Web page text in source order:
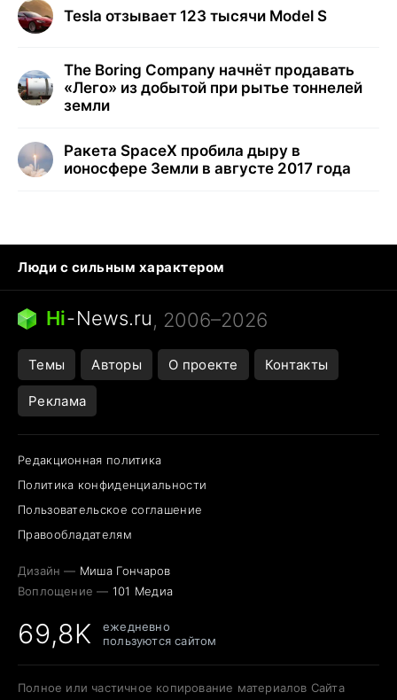
Tesla отзывает 123 тысячи Model S
The Boring Company начнёт продавать
«Лего» из добытой при рытье тоннелей
земли
Ракета SpaceX пробила дыру в
ионосфере Земли в августе 2017 года
Люди с сильным характером
Кошка писает на кровать
Тунцы в океанариуме
Ядовитые пауки России
Города в ядерной войне
Открытие в Google Maps
Hi-News.ru, 2006–2026
Темы Авторы О проекте Контакты
Реклама
Редакционная политика
Политика конфиденциальности
Пользовательское соглашение
Правообладателям
Дизайн — Миша Гончаров
Воплощение — 101 Медиа
69,8K
ежедневно
пользуются сайтом
Полное или частичное копирование материалов Сайта